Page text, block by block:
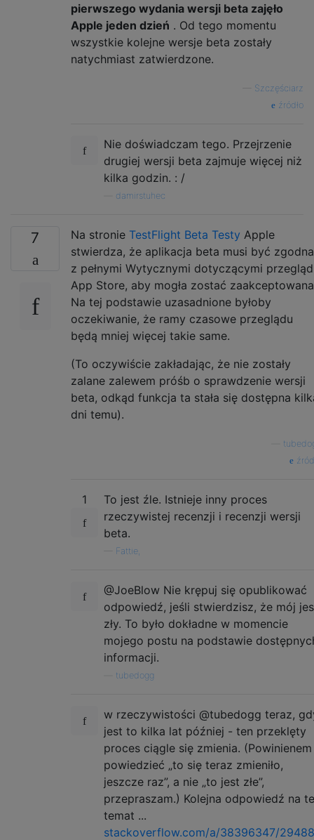
pierwszego wydania wersji beta zajęło
Apple jeden dzień . Od tego momentu
wszystkie kolejne wersje beta zostały
natychmiast zatwierdzone.
Szczęściarz
źródło
Nie doświadczam tego. Przejrzenie
drugiej wersji beta zajmuje więcej niż
kilka godzin. : /
damirstuhec
7 Na stronie TestFlight Beta Testy Apple
stwierdza, że aplikacja beta musi być zgodna
z pełnymi Wytycznymi dotyczącymi
App Store, aby mogła zostać
Na tej podstawie uzasadnione byłoby
oczekiwanie, że ramy czasowe przeglądu
będą mniej więcej takie same.
(To oczywiście zakładając, że nie zostały
zalane zalewem próśb o sprawdzenie wersji
beta, odkąd funkcja ta stała się dostępna
dni temu).
1
To jest źle. Istnieje inny proces
rzeczywistej recenzji i recenzji wersji
beta.
Fattie,
@JoeBlow Nie krępuj się opublikować
odpowiedź, jeśli stwierdzisz, że mój
zły. To było dokładne w momencie
mojego postu na podstawie
informacji.
tubedogg
w rzeczywistości @tubedogg teraz,
jest to kilka lat później - ten przeklęty
proces ciągle się zmienia. (Powinienem
powiedzieć „to się teraz zmieniło,
jeszcze raz”, a nie „to jest złe”,
przepraszam.) Kolejna odpowiedź na
temat ...
stackoverflow.com/a/38396347/